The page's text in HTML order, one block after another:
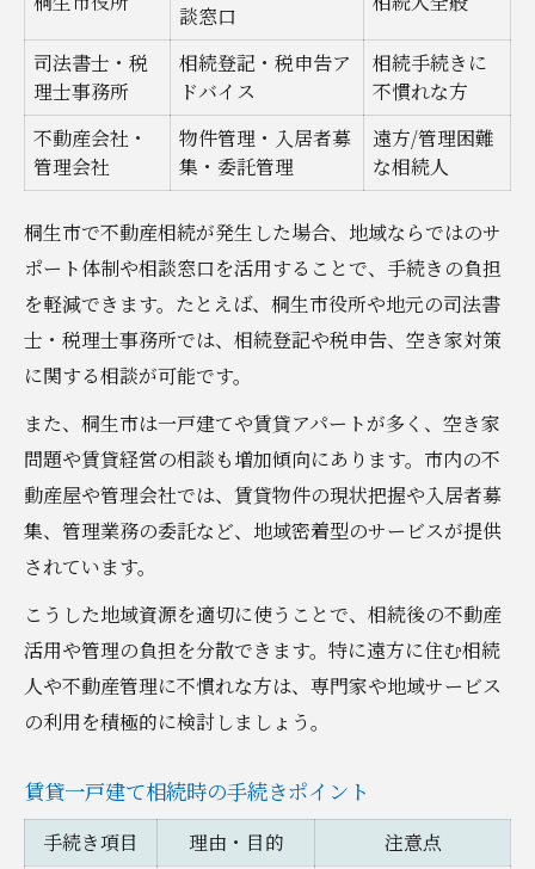
談窓口
司法書士・税
理士事務所
相続登記・税申告ア
ドバイス
相続手続きに
不慣れな方
不動産会社・
管理会社
物件管理・入居者募
集・委託管理
遠方/管理困難
な相続人
桐生市で不動産相続が発生した場合、地域ならではのサ
ポート体制や相談窓口を活用することで、手続きの負担
を軽減できます。たとえば、桐生市役所や地元の司法書
士・税理士事務所では、相続登記や税申告、空き家対策
に関する相談が可能です。
また、桐生市は一戸建てや賃貸アパートが多く、空き家
問題や賃貸経営の相談も増加傾向にあります。市内の不
動産屋や管理会社では、賃貸物件の現状把握や入居者募
集、管理業務の委託など、地域密着型のサービスが提供
されています。
こうした地域資源を適切に使うことで、相続後の不動産
活用や管理の負担を分散できます。特に遠方に住む相続
人や不動産管理に不慣れな方は、専門家や地域サービス
の利用を積極的に検討しましょう。
賃貸一戸建て相続時の手続きポイント
手続き項目 理由・目的
注意点